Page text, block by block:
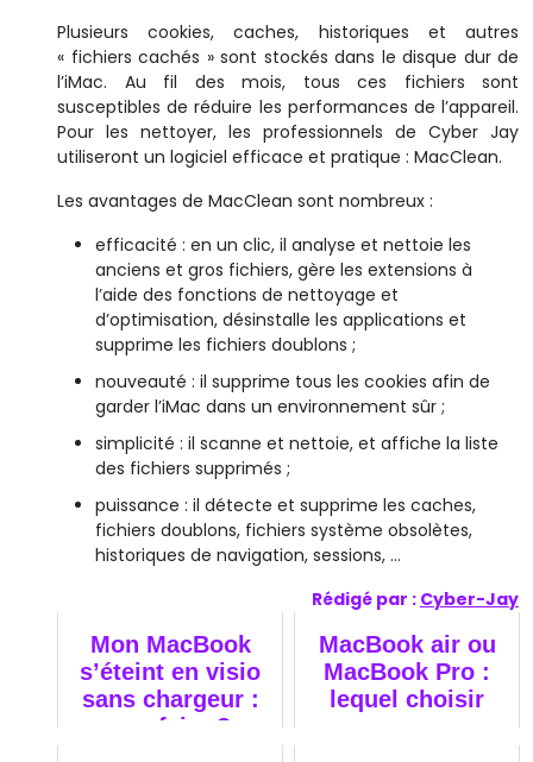
Plusieurs cookies, caches, historiques et autres
« fichiers cachés » sont stockés dans le disque dur de
l’iMac. Au fil des mois, tous ces fichiers sont
susceptibles de réduire les performances de l’appareil.
Pour les nettoyer, les professionnels de Cyber Jay
utiliseront un logiciel efficace et pratique : MacClean.
Les avantages de MacClean sont nombreux :
efficacité : en un clic, il analyse et nettoie les
anciens et gros fichiers, gère les extensions à
l’aide des fonctions de nettoyage et
d’optimisation, désinstalle les applications et
supprime les fichiers doublons ;
nouveauté : il supprime tous les cookies afin de
garder l’iMac dans un environnement sûr ;
simplicité : il scanne et nettoie, et affiche la liste
des fichiers supprimés ;
puissance : il détecte et supprime les caches,
fichiers doublons, fichiers système obsolètes,
historiques de navigation, sessions, …
Rédigé par : Cyber-Jay
Mon MacBook
s’éteint en visio
sans chargeur :
que faire ?
MacBook air ou
MacBook Pro :
lequel choisir